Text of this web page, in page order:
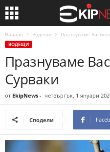
Начало Водещи Празнуваме
ВОДЕЩИ
Празнуваме
Сурваки
от EkipNews - четвъртък, 1 януари
Сподели